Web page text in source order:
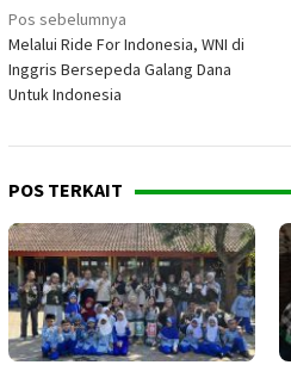
Navigasi
pos
Pos sebelumnya
Melalui Ride For Indonesia, WNI di
Inggris Bersepeda Galang Dana
Untuk Indonesia
POS TERKAIT